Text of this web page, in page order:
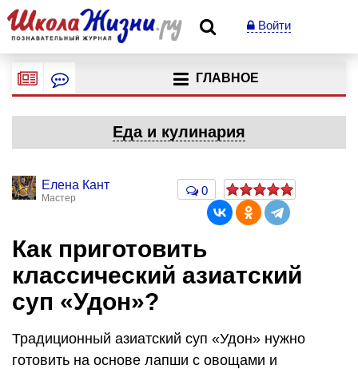
Войти
ГЛАВНОЕ
Еда и кулинария
Елена Кант
Мастер
0
Как приготовить
классический азиатский
суп «Удон»?
Традиционный азиатский суп «Удон» нужно
готовить на основе лапши с овощами и